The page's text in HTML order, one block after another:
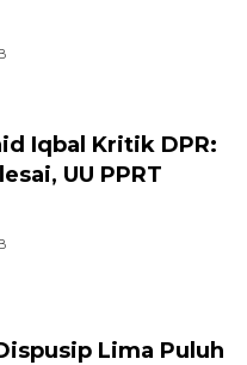
Iqbal Kritik DPR:
UU PPRT
Lima Puluh